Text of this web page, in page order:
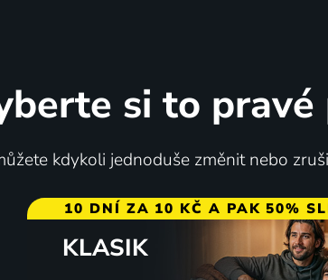
si to pravé
kdykoli jednoduše změnit nebo
10 DNÍ ZA 10 KČ A PAK 50%
KLASIK